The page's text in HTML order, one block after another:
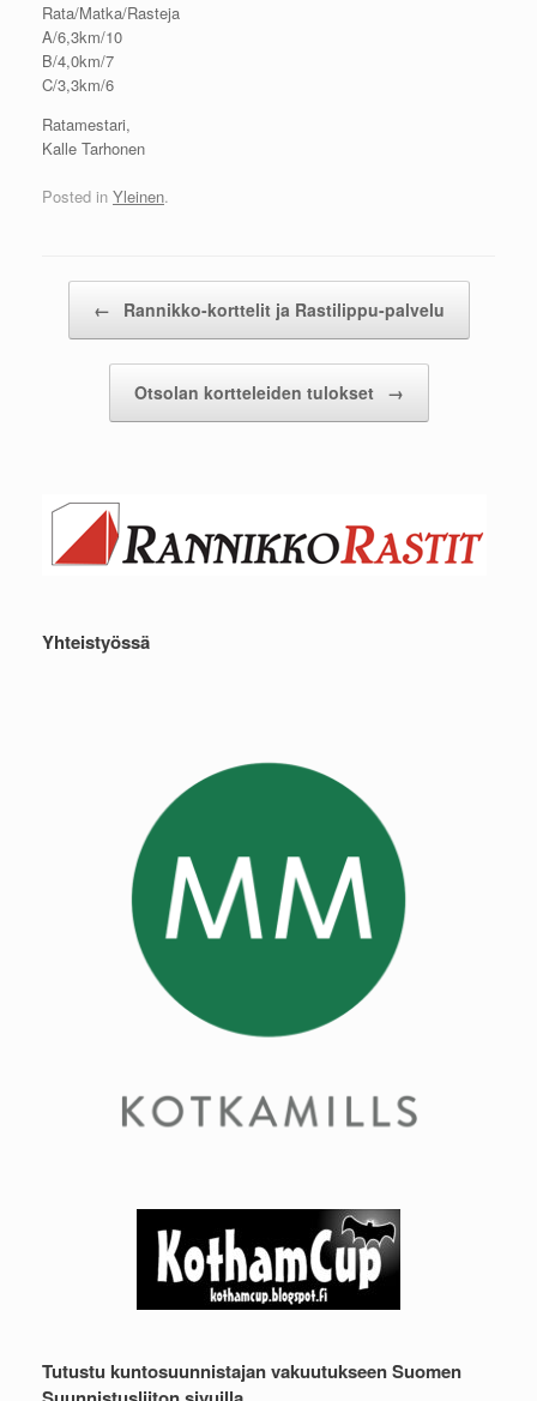
Rata/Matka/Rasteja
A/6,3km/10
B/4,0km/7
C/3,3km/6
Ratamestari,
Kalle Tarhonen
Posted in Yleinen.
← Rannikko-korttelit ja Rastilippu-palvelu
Otsolan kortteleiden tulokset →
Yhteistyössä
Tutustu kuntosuunnistajan vakuutukseen Suomen